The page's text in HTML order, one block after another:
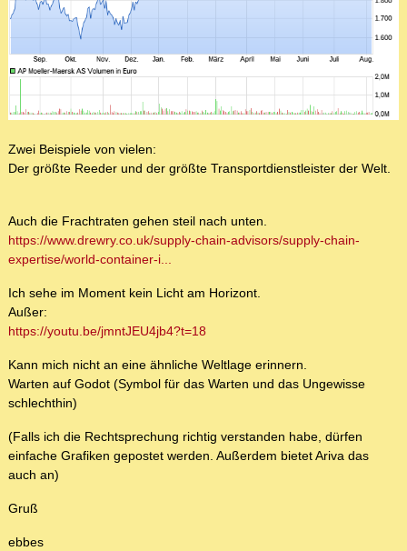
Zwei Beispiele von vielen:
Der größte Reeder und der größte Transportdienstleister der Welt.
Auch die Frachtraten gehen steil nach unten.
https://www.drewry.co.uk/supply-chain-advisors/supply-chain-
expertise/world-container-i...
Ich sehe im Moment kein Licht am Horizont.
Außer:
https://youtu.be/jmntJEU4jb4?t=18
Kann mich nicht an eine ähnliche Weltlage erinnern.
Warten auf Godot (Symbol für das Warten und das Ungewisse
schlechthin)
(Falls ich die Rechtsprechung richtig verstanden habe, dürfen
einfache Grafiken gepostet werden. Außerdem bietet Ariva das
auch an)
Gruß
ebbes